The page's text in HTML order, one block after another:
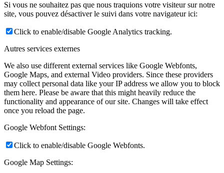
Si vous ne souhaitez pas que nous traquions votre visiteur sur notre
site, vous pouvez désactiver le suivi dans votre navigateur ici:
Click to enable/disable Google Analytics tracking.
Autres services externes
We also use different external services like Google Webfonts,
Google Maps, and external Video providers. Since these providers
may collect personal data like your IP address we allow you to block
them here. Please be aware that this might heavily reduce the
functionality and appearance of our site. Changes will take effect
once you reload the page.
Google Webfont Settings:
Click to enable/disable Google Webfonts.
Google Map Settings: